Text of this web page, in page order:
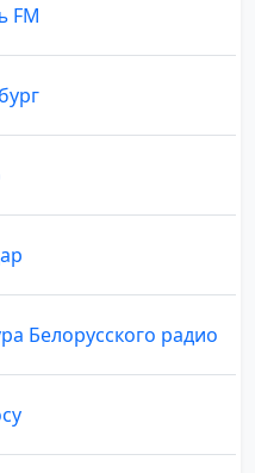
FM
Белорусского радио